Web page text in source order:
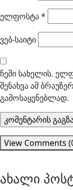
ელფოსტა*
ვებ-საიტი
ჩემი სახელის.
შენახვა ამ
გამოსაყენებლად.
View Comments
ახალი